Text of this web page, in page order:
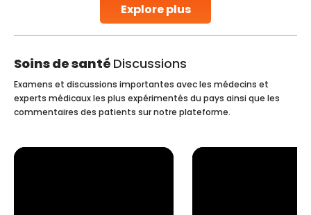
Explore plus
Soins de santé Discussions
Examens et discussions importantes avec les médecins et
experts médicaux les plus expérimentés du pays ainsi que les
commentaires des patients sur notre plateforme.